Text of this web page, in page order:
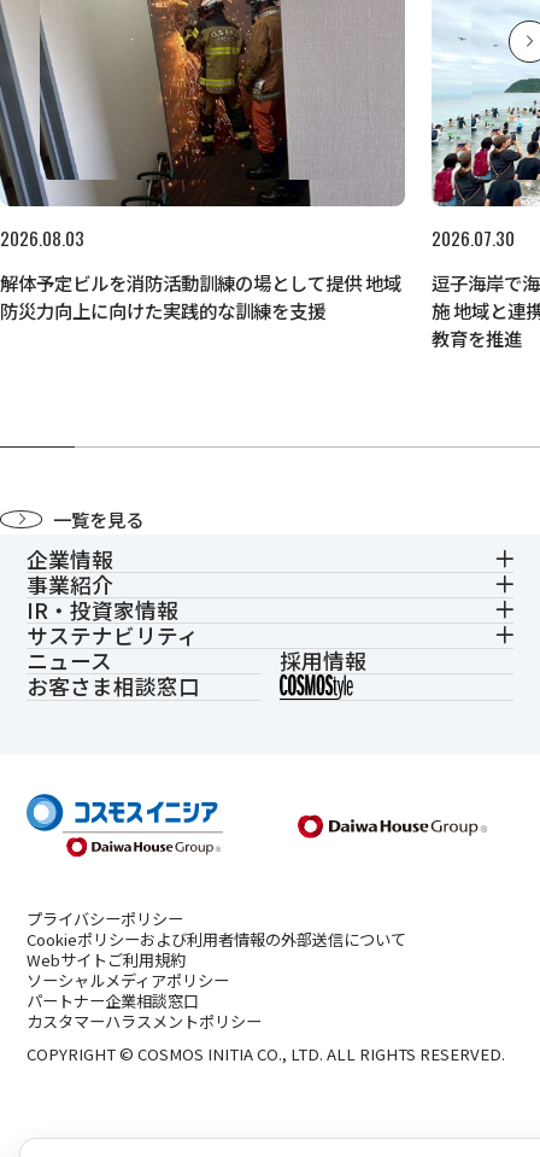
2026.08.03
解体予定ビルを消防活動訓練の場として提供 地域
防災力向上に向けた実践的な訓練を支援
2026.07.30
逗子海岸で
施 地域と連
教育を推進
一覧を見る
企業情報
事業紹介
IR・投資家情報
サステナビリティ
ニュース
採用情報
お客さま相談窓口
プライバシーポリシー
Cookieポリシーおよび利用者情報の外部送信について
Webサイトご利用規約
ソーシャルメディアポリシー
パートナー企業相談窓口
カスタマーハラスメントポリシー
COPYRIGHT © COSMOS INITIA CO., LTD. ALL RIGHTS RESERVED.